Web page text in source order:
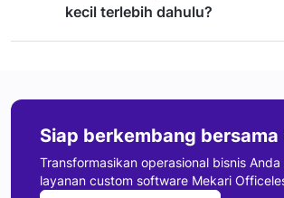
kecil terlebih dahulu?
Siap berkembang bersama
Transformasikan operasional bisnis
layanan custom software Mekari